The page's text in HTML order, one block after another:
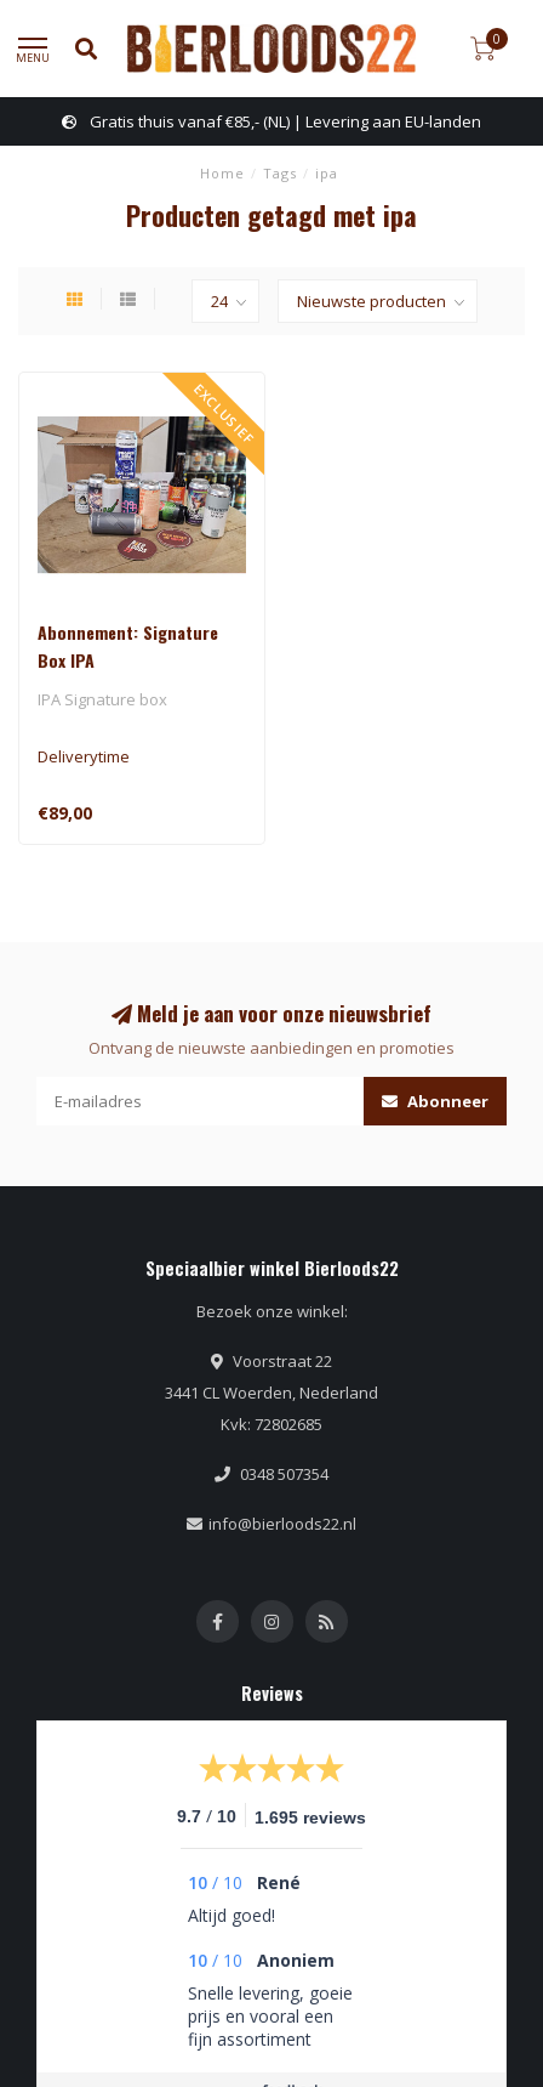
MENU
0
Gratis thuis vanaf €85,- (NL) | Levering aan EU-landen
Home / Tags / ipa
Producten getagd met ipa
EXCLUSIEF
Abonnement: Signature
Box IPA
IPA Signature box
Deliverytime
€89,00
Meld je aan voor onze nieuwsbrief
Ontvang de nieuwste aanbiedingen en promoties
Abonneer
Speciaalbier winkel Bierloods22
Bezoek onze winkel:
Voorstraat 22
3441 CL Woerden, Nederland
Kvk: 72802685
0348 507354
info@bierloods22.nl
Reviews
9.7 / 10 1.695 reviews
10 / 10
René
Altijd goed!
10 / 10
Anoniem
Snelle levering, goeie
prijs en vooral een
fijn assortiment